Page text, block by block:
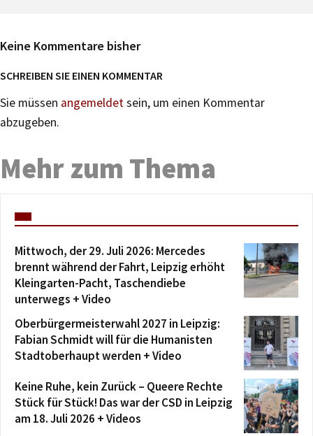
Keine Kommentare bisher
SCHREIBEN SIE EINEN KOMMENTAR
Sie müssen angemeldetsein, um einen Kommentar
abzugeben.
Mehr zum Thema
Mittwoch, der 29. Juli 2026: Mercedes
brennt während der Fahrt, Leipzig erhöht
Kleingarten-Pacht, Taschendiebe
unterwegs + Video
Oberbürgermeisterwahl 2027 in Leipzig:
Fabian Schmidt will für die Humanisten
Stadtoberhaupt werden + Video
Keine Ruhe, kein Zurück – Queere Rechte
Stück für Stück! Das war der CSD in Leipzig
am 18. Juli 2026 + Videos